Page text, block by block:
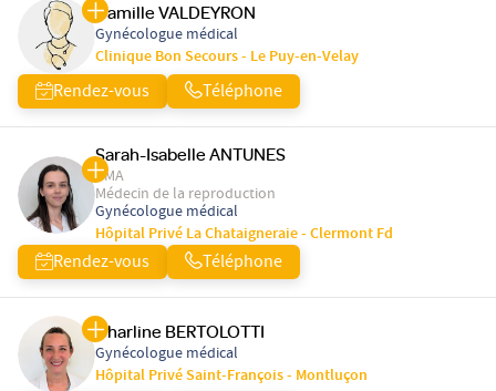
Camille VALDEYRON
Gynécologue médical
Clinique Bon Secours - Le Puy-en-Velay
Rendez-vous Téléphone
Sarah-Isabelle ANTUNES
PMA
Médecin de la reproduction
Gynécologue médical
Hôpital Privé La Chataigneraie - Clermont Fd
Rendez-vous Téléphone
Charline BERTOLOTTI
Gynécologue médical
Hôpital Privé Saint-François - Montluçon